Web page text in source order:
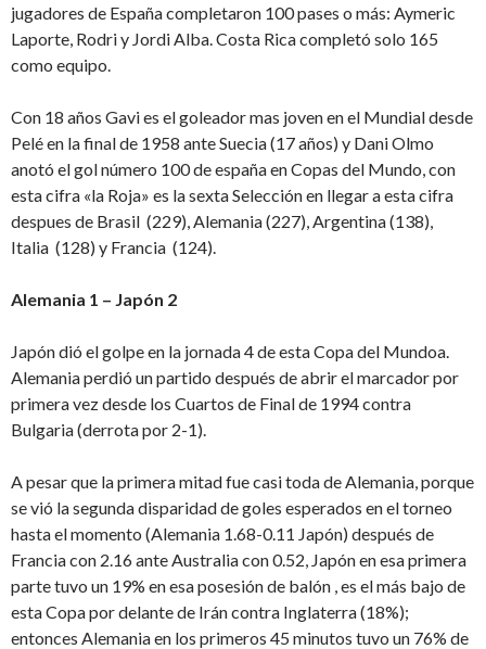
jugadores de España completaron 100 pases o más: Aymeric
Laporte, Rodri y Jordi Alba. Costa Rica completó solo 165
como equipo.
Con 18 años Gavi es el goleador mas joven en el Mundial desde
Pelé en la final de 1958 ante Suecia (17 años) y Dani Olmo
anotó el gol número 100 de españa en Copas del Mundo, con
esta cifra «la Roja» es la sexta Selección en llegar a esta cifra
despues de Brasil (229), Alemania (227), Argentina (138),
Italia (128) y Francia (124).
Alemania 1 – Japón 2
Japón dió el golpe en la jornada 4 de esta Copa del Mundoa.
Alemania perdió un partido después de abrir el marcador por
primera vez desde los Cuartos de Final de 1994 contra
Bulgaria (derrota por 2-1).
A pesar que la primera mitad fue casi toda de Alemania, porque
se vió la segunda disparidad de goles esperados en el torneo
hasta el momento (Alemania 1.68-0.11 Japón) después de
Francia con 2.16 ante Australia con 0.52, Japón en esa primera
parte tuvo un 19% en esa posesión de balón , es el más bajo de
esta Copa por delante de Irán contra Inglaterra (18%);
entonces Alemania en los primeros 45 minutos tuvo un 76% de